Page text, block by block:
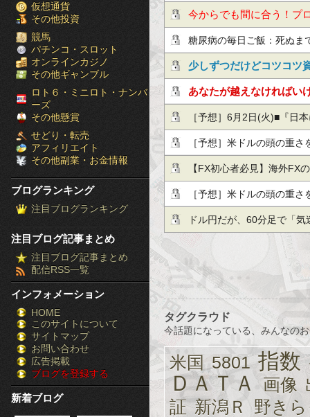
ン
テ
ナ
［ブ
ロ
グ
ラ
ン
キ
ン
グ］-
株
FX
競
馬
パ
仮想通貨
その他投資
競馬
パチンコ・スロット
オンラインカジノ
その他ギャンブル
ロト６・ミニロト・ナンバ
ーズ
その他懸賞
せどり・転売
アフィリエイト
その他副業・お金情報
ブログランキング
注目ブログランキング
注目ブログ記事まとめ
注目ブログ記事まとめ
配信RSS一覧
インフォメーション
HOME
このサイトについて
サイトマップ
お問い合わせ
広告掲載
ブログを登録する
新着ブログ
ロ圏HICP / [NZドル円]調
からのドル円見通し
今からでも間に合う！プ
糖尿病の毎日ご飯：死ぬま
（糖尿病44-47日目）
少しずつだけどコツコツ
月利10％の投資手法！
あなたが越えなければい
［予想］6月2日(火)■『日
惑』と『米ドル、日本円
『主要な株…他、今日これ
［予想］米ドルの頭の重
が1.18ドルの節目を回復
定され…他、今日これから
【FX初心者必見】海外FX
International
［予想］米ドルの頭の重
が1.18ドルの節目を回復
定され…他、今日これから
ドル円だが、60分足で「
タグクラウド
今話題になっている、みんなの
米国 5801 指数
ＤＡＴＡ 画像
証 新潟Ｒ
野き